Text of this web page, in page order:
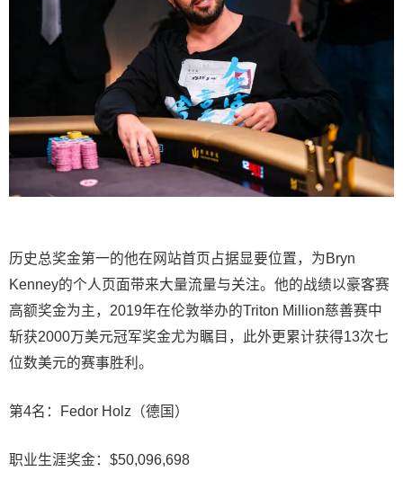
历史总奖金第一的他在网站首页占据显要位置，为Bryn
Kenney的个人页面带来大量流量与关注。他的战绩以豪客赛
高额奖金为主，2019年在伦敦举办的Triton Million慈善赛中
斩获2000万美元冠军奖金尤为瞩目，此外更累计获得13次七
位数美元的赛事胜利。
第4名：Fedor Holz（德国）
职业生涯奖金：$50,096,698